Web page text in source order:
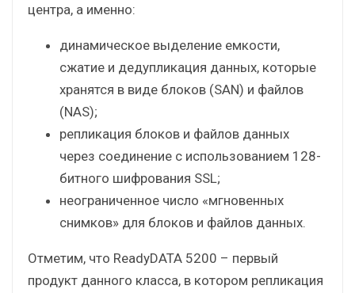
центра, а именно:
динамическое выделение емкости,
сжатие и дедупликация данных, которые
хранятся в виде блоков (SAN) и файлов
(NAS);
репликация блоков и файлов данных
через соединение с использованием 128-
битного шифрования SSL;
неограниченное число «мгновенных
снимков» для блоков и файлов данных.
Отметим, что ReadyDATA 5200 – первый
продукт данного класса, в котором репликация